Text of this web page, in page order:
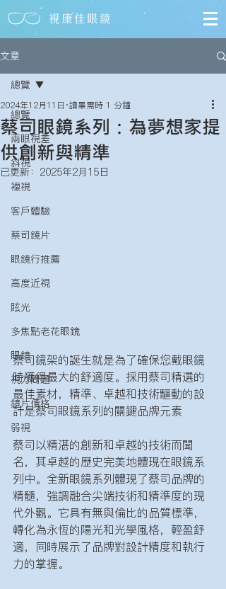
文章
總覽
兩眼視差
斜視
複視
客戶體驗
蔡司鏡片
眼鏡行推薦
高度近視
眩光
多焦點老花眼鏡
眼鏡
視力問題
鏡片價格
弱視
總覽
蔡司眼鏡系列：為夢想家提
供創新與精準
2024年12月11日 讀畢需時 1 分鐘
已更新： 2025年2月15日
蔡司鏡架的誕生就是為了確保您戴眼鏡
時獲得最大的舒適度。採用蔡司精選的
最佳素材，精準、卓越和技術驅動的設
計是蔡司眼鏡系列的關鍵品牌元素
蔡司以精湛的創新和卓越的技術而聞
名，其卓越的歷史完美地體現在眼鏡系
列中。全新眼鏡系列體現了蔡司品牌的
精髓，強調融合尖端技術和精準度的現
代外觀。它具有無與倫比的品質標準，
轉化為永恆的陽光和光學風格，輕盈舒
適，同時展示了品牌對設計精度和執行
力的掌握。